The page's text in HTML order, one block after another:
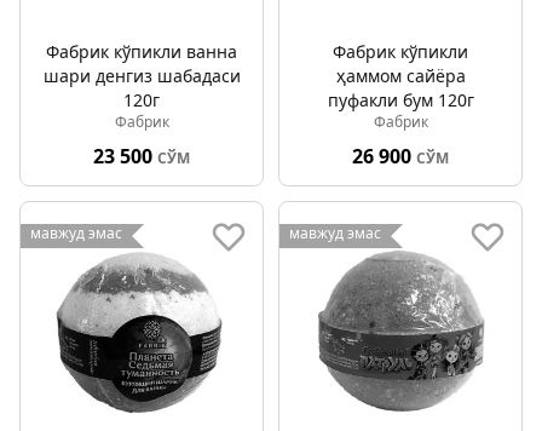
Фабрик кўпикли ванна
шари денгиз шабадаси
120г
Фабрик
23 500 СЎМ
Фабрик кўпикли
ҳаммом сайёра
пуфакли бум 120г
Фабрик
26 900 СЎМ
мавжуд эмас мавжуд эмас